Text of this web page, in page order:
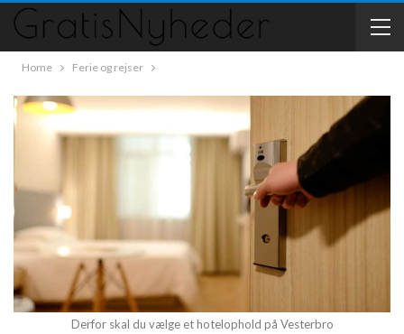
Home Ferie og rejser
Derfor skal du vælge et hotelophold på Vesterbro